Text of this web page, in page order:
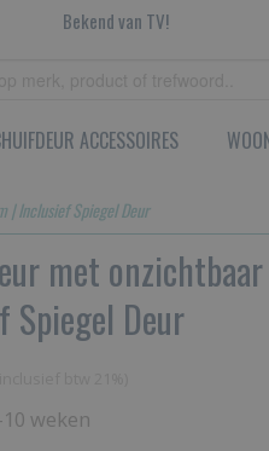
Bekend van TV!
ACCESSOIRES
| Inclusief Spiegel Deur
met
Spiegel Deur
weken